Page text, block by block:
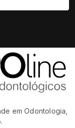
em Odontologia,